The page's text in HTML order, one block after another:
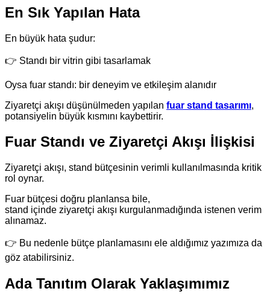
En Sık Yapılan Hata
En büyük hata şudur:
👉 Standı bir vitrin gibi tasarlamak
Oysa fuar standı: bir deneyim ve etkileşim alanıdır
Ziyaretçi akışı düşünülmeden yapılan fuar stand tasarımı,
potansiyelin büyük kısmını kaybettirir.
Fuar Standı ve Ziyaretçi Akışı İlişkisi
Ziyaretçi akışı, stand bütçesinin verimli kullanılmasında kritik
rol oynar.
Fuar bütçesi doğru planlansa bile,
stand içinde ziyaretçi akışı kurgulanmadığında istenen verim
alınamaz.
👉 Bu nedenle bütçe planlamasını ele aldığımız yazımıza da
göz atabilirsiniz.
Ada Tanıtım Olarak Yaklaşımımız